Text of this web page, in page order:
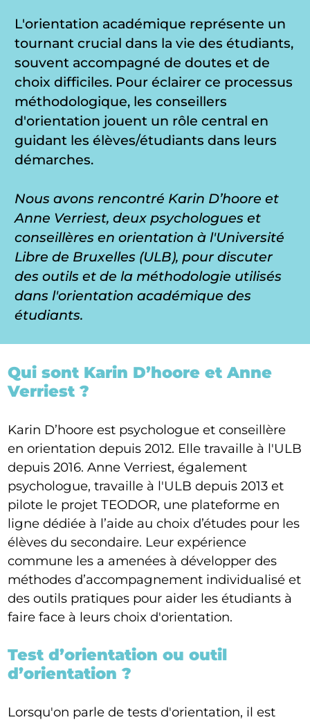
L'orientation académique représente un
tournant crucial dans la vie des étudiants,
souvent accompagné de doutes et de
choix difficiles. Pour éclairer ce processus
méthodologique, les conseillers
d'orientation jouent un rôle central en
guidant les élèves/étudiants dans leurs
démarches.
Nous avons rencontré Karin D’hoore et
Anne Verriest, deux psychologues et
conseillères en orientation à l'Université
Libre de Bruxelles (ULB), pour discuter
des outils et de la méthodologie utilisés
dans l'orientation académique des
étudiants.
Qui sont Karin D’hoore et Anne
Verriest ?
Karin D’hoore est psychologue et conseillère
en orientation depuis 2012. Elle travaille à l'ULB
depuis 2016. Anne Verriest, également
psychologue, travaille à l'ULB depuis 2013 et
pilote le projet TEODOR, une plateforme en
ligne dédiée à l’aide au choix d’études pour les
élèves du secondaire. Leur expérience
commune les a amenées à développer des
méthodes d’accompagnement individualisé et
des outils pratiques pour aider les étudiants à
faire face à leurs choix d'orientation.
Test d’orientation ou outil
d’orientation ?
Lorsqu'on parle de tests d'orientation, il est